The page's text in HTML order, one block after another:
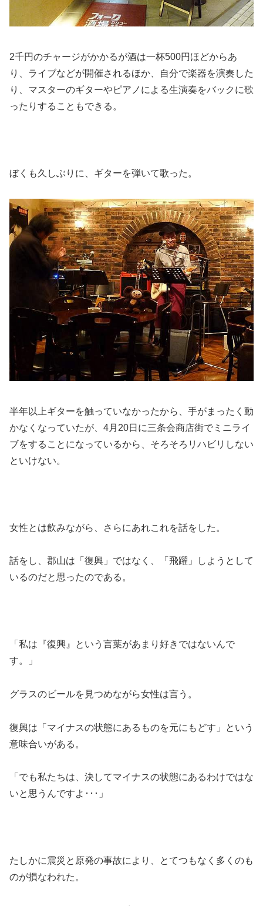
2千円のチャージがかかるが酒は一杯500円ほどからあ
り、ライブなどが開催されるほか、自分で楽器を演奏した
り、マスターのギターやピアノによる生演奏をバックに歌
ったりすることもできる。
ぼくも久しぶりに、ギターを弾いて歌った。
半年以上ギターを触っていなかったから、手がまったく動
かなくなっていたが、4月20日に三条会商店街でミニライ
ブをすることになっているから、そろそろリハビリしない
といけない。
女性とは飲みながら、さらにあれこれを話をした。
話をし、郡山は「復興」ではなく、「飛躍」しようとして
いるのだと思ったのである。
「私は『復興』という言葉があまり好きではないんで
す。」
グラスのビールを見つめながら女性は言う。
復興は「マイナスの状態にあるものを元にもどす」という
意味合いがある。
「でも私たちは、決してマイナスの状態にあるわけではな
いと思うんですよ･･･」
たしかに震災と原発の事故により、とてつもなく多くのも
のが損なわれた。